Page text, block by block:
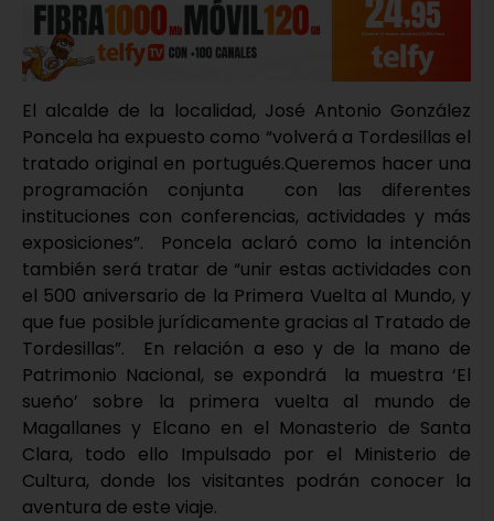
El alcalde de la localidad, José Antonio González
Poncela ha expuesto como “volverá a Tordesillas el
tratado original en portugués.Queremos hacer una
programación conjunta con las diferentes
instituciones con conferencias, actividades y más
exposiciones”. Poncela aclaró como la intención
también será tratar de “unir estas actividades con
el 500 aniversario de la Primera Vuelta al Mundo, y
que fue posible jurídicamente gracias al Tratado de
Tordesillas”. En relación a eso y de la mano de
Patrimonio Nacional, se expondrá la muestra ‘El
sueño’ sobre la primera vuelta al mundo de
Magallanes y Elcano en el Monasterio de Santa
Clara, todo ello Impulsado por el Ministerio de
Cultura, donde los visitantes podrán conocer la
aventura de este viaje.